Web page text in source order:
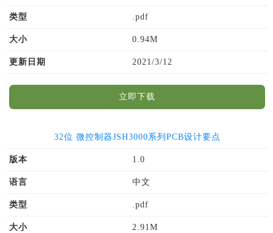
类型 .pdf
大小 0.94M
更新日期 2021/3/12
立即下载
32位 微控制器JSH3000系列PCB设计要点
版本 1.0
语言 中文
类型 .pdf
大小 2.91M